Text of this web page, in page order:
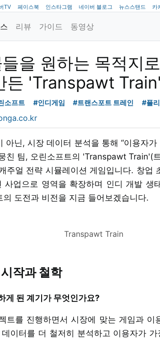
TV 페이스북 인스타그램 네이버 블로그 뉴스스탠드 카
리뷰 가이드 동영상
을 원하는 목적지
든 'Transpawt Train'
소프트 #인디게임 #트랜스포트 트레인 #플
아닌, 시장 데이터 분석을 통해 “이용자
친 팀, 오린소프트의 'Transpawt Train'(
주얼 전략 시뮬레이션 게임입니다. 창업
업으로 영역을 확장하며 인디 개발 생
도전과 비전을 지금 들어보겠습니다.
Transpawt Train
작과 철학
게 된 계기가 무엇인가요?
트를 진행하면서 시장에 맞는 게임과 이
이터를 더 철저히 분석하고 이용자가